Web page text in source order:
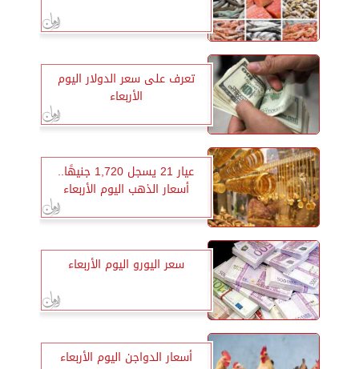
تعرف على سعر الدولار اليوم
الأربعاء
عيار 21 يسجل 1,720 جنيهًا..
أسعار الذهب اليوم الأربعاء
سعر اليورو اليوم الأربعاء
أسعار الدواجن اليوم الأربعاء